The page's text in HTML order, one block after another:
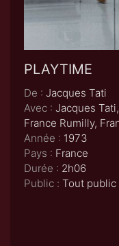
PLAYTIME
De : Jacques Tati
Avec : Jacques
France Rumilly,
Année : 1973
Pays : France
Durée : 2h06
Public : Tout public